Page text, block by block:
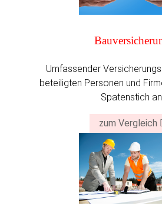
Umfassender
beteiligten Personen und
Spatenstich an.
zum Vergleich